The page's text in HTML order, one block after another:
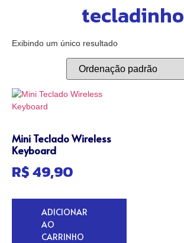
tecladinho
Exibindo um único resultado
Mini Teclado Wireless
Keyboard
R$49,90
ADICIONAR
AO
CARRINHO